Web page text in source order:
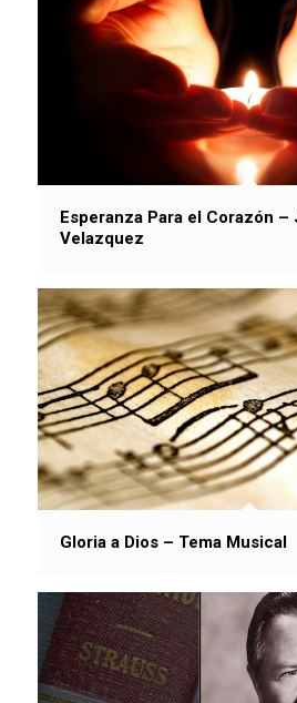
Esperanza Para el Corazón
Velazquez
Gloria a Dios – Tema Musical